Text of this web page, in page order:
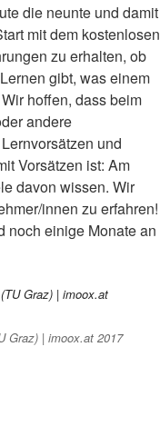
die neunte und damit
mit dem kostenlosen
zu erhalten, ob
gibt, was einem
hoffen, dass beim
andere
und
Vorsätzen ist: Am
davon wissen. Wir
innen zu erfahren!
noch einige Monate an
Graz) | imoox.at 2017